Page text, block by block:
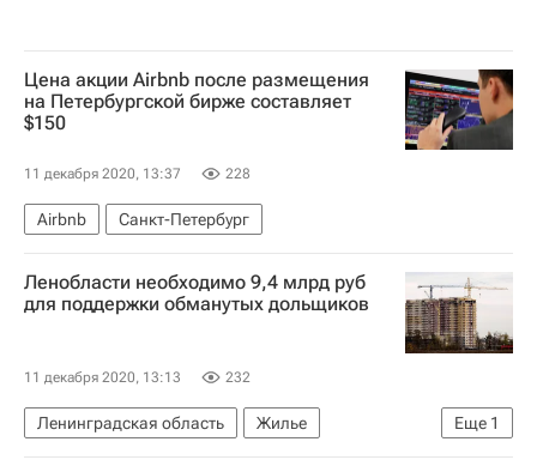
Цена акции Airbnb после размещения
на Петербургской бирже составляет
$150
11 декабря 2020, 13:37 228
Airbnb Санкт-Петербург
Ленобласти необходимо 9,4 млрд руб
для поддержки обманутых дольщиков
11 декабря 2020, 13:13 232
Еще 1
Ленинградская область
Жилье
Фонд развития территорий (ФРТ, ранее - Фонд защиты прав дольщиков)